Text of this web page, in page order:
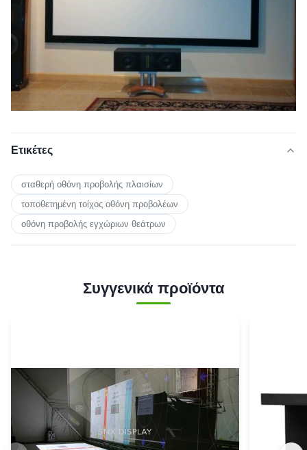
Ετικέτες
σταθερή οθόνη προβολής πλαισίων
τοποθετημένη τοίχος οθόνη προβολέων
οθόνη προβολής εγχώριων θεάτρων
Συγγενικά προϊόντα